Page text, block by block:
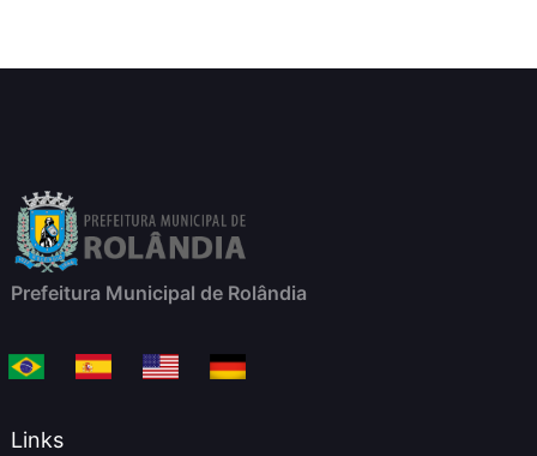
Prefeitura Municipal de Rolândia
Links